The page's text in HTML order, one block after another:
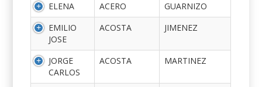
ELENA ACERO
GUARNIZO
EMILIO
JOSE
ACOSTA JIMENEZ
JORGE
CARLOS
ACOSTA MARTINEZ